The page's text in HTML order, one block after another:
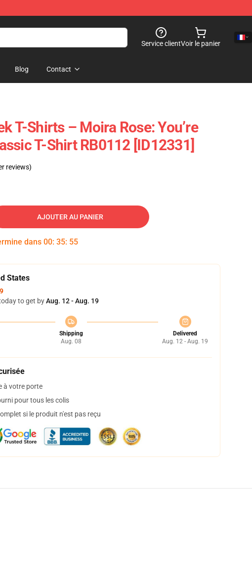
Service clientVoir le panier
Blog Contact
T-Shirts – Moira Rose: You’re
T-Shirt RB0112 [ID12331]
reviews)
AJOUTER AU PANIER
dans 00: 35: 54
States
to get byAug. 12 - Aug. 19
Shipping
Aug. 08
Delivered
Aug. 12 - Aug. 19
à votre porte
pour tous les colis
si le produit n'est pas reçu